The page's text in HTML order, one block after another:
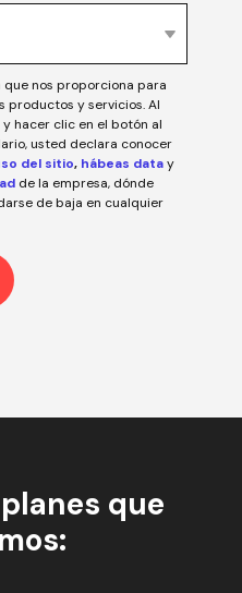
nos proporciona para
productos y servicios. Al
hacer clic en el botón al
usted declara conocer
del sitio, hábeas datay
de la empresa, dónde
de baja en cualquier
que